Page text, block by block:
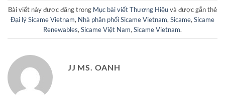
Bài viết này được đăng trong Mục bài viết Thương Hiệuvà được gắn thẻ
Đại lý Sicame Vietnam, Nhà phân phối Sicame Vietnam, Sicame, Sicame
Renewables, Sicame Việt Nam, Sicame Vietnam.
JJ MS. OANH